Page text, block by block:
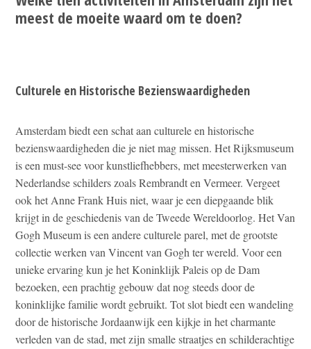
meest de moeite waard om te doen?
Culturele en Historische Bezienswaardigheden
Amsterdam biedt een schat aan culturele en historische
bezienswaardigheden die je niet mag missen. Het Rijksmuseum
is een must-see voor kunstliefhebbers, met meesterwerken van
Nederlandse schilders zoals Rembrandt en Vermeer. Vergeet
ook het Anne Frank Huis niet, waar je een diepgaande blik
krijgt in de geschiedenis van de Tweede Wereldoorlog. Het Van
Gogh Museum is een andere culturele parel, met de grootste
collectie werken van Vincent van Gogh ter wereld. Voor een
unieke ervaring kun je het Koninklijk Paleis op de Dam
bezoeken, een prachtig gebouw dat nog steeds door de
koninklijke familie wordt gebruikt. Tot slot biedt een wandeling
door de historische Jordaanwijk een kijkje in het charmante
verleden van de stad, met zijn smalle straatjes en schilderachtige